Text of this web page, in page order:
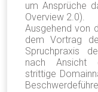
um Ansprüche
Overview 2.0).
Ausgehend von
dem Vortrag
Spruchpraxis
nach Ansicht
strittige